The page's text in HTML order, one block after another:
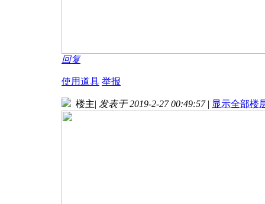
回复
使用道具 举报
楼主| 发表于 2019-2-27 00:49:57 | 显示全部楼